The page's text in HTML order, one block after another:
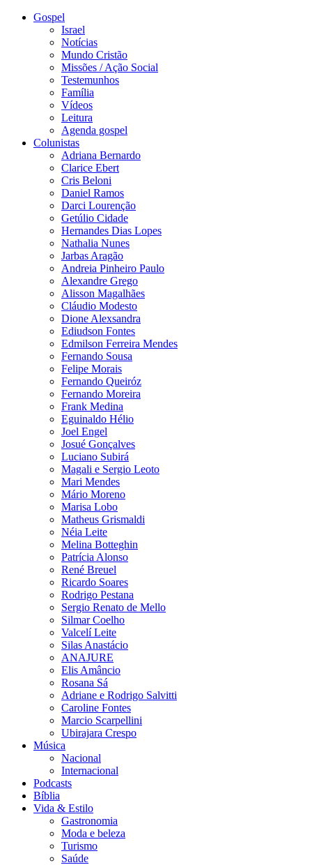
Gospel
Israel
Notícias
Mundo Cristão
Missões / Ação Social
Testemunhos
Família
Vídeos
Leitura
Agenda gospel
Colunistas
Adriana Bernardo
Clarice Ebert
Cris Beloni
Daniel Ramos
Darci Lourenção
Getúlio Cidade
Hernandes Dias Lopes
Nathalia Nunes
Jarbas Aragão
Andreia Pinheiro Paulo
Alexandre Grego
Alisson Magalhães
Cláudio Modesto
Dione Alexsandra
Ediudson Fontes
Edmilson Ferreira Mendes
Fernando Sousa
Felipe Morais
Fernando Queiróz
Fernando Moreira
Frank Medina
Eguinaldo Hélio
Joel Engel
Josué Gonçalves
Luciano Subirá
Magali e Sergio Leoto
Mari Mendes
Mário Moreno
Marisa Lobo
Matheus Grismaldi
Néia Leite
Melina Botteghin
Patrícia Alonso
René Breuel
Ricardo Soares
Rodrigo Pestana
Sergio Renato de Mello
Silmar Coelho
Valcelí Leite
Silas Anastácio
ANAJURE
Elis Amâncio
Rosana Sá
Adriane e Rodrigo Salvitti
Caroline Fontes
Marcio Scarpellini
Ubirajara Crespo
Música
Nacional
Internacional
Podcasts
Bíblia
Vida & Estilo
Gastronomia
Moda e beleza
Turismo
Saúde